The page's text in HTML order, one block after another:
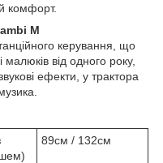
комфорт.
M
керування, що
від одного року,
ефекти, у трактора
89см / 132см